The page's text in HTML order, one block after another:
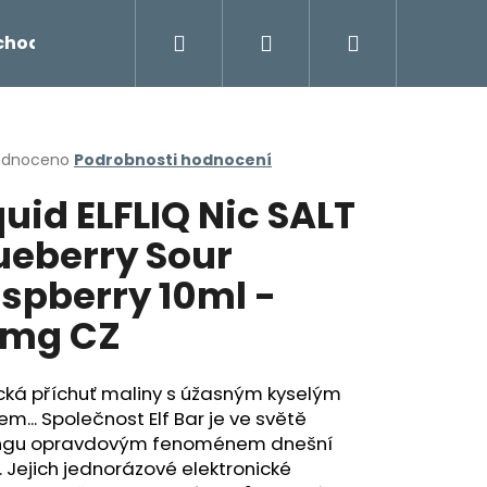
Napište námPřihlášení
Podrobnosti hodnocení
ELFLIQ Nic SALT
Sour
10ml -
CZ
příchuť maliny s úžasným kyselým
Společnost Elf Bar je ve světě
opravdovým fenoménem dnešní
Jejich jednorázové elektronické
Následující